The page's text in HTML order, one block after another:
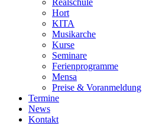
Realschule
Hort
KITA
Musikarche
Kurse
Seminare
Ferienprogramme
Mensa
Preise & Voranmeldung
Termine
News
Kontakt